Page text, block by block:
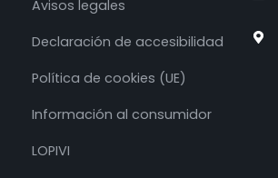
Avisos legales
Declaración de accesibilidad
Política de cookies (UE)
Información al consumidor
LOPIVI